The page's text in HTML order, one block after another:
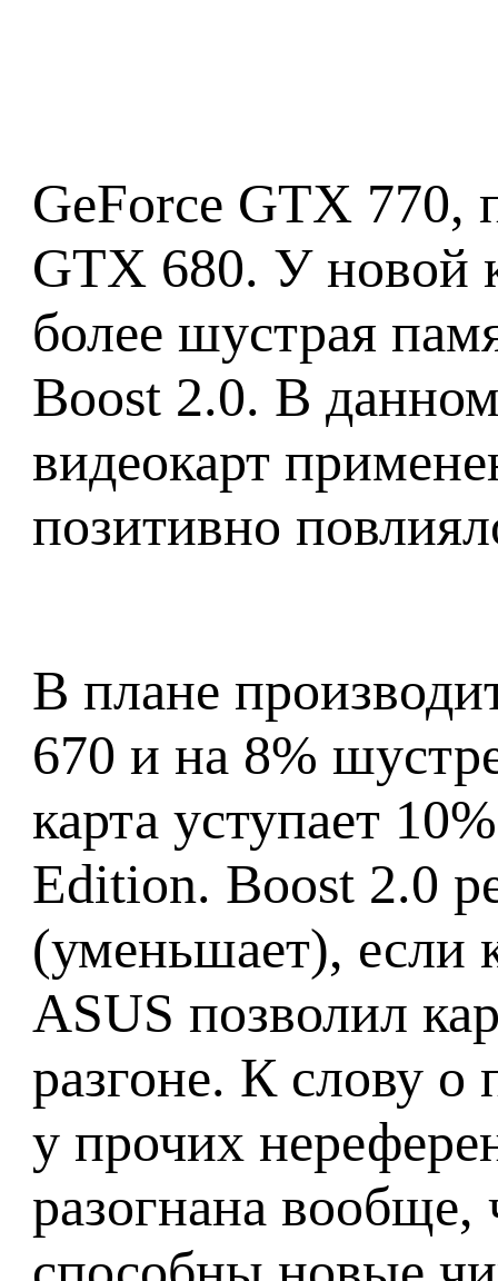
GeForce GTX 770,
GTX 680. У новой
более шустрая
Boost 2.0. В
видеокарт
позитивно
В плане
670 и на 8%
карта уступает
Edition. Boost 2.0
(уменьшает), если
ASUS позволил
разгоне. К слову о
у прочих
разогнана вообще,